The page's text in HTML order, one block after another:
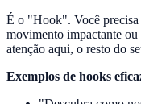
É o "Hook". Você precisa
movimento impactante
atenção aqui, o resto do
Exemplos de hooks